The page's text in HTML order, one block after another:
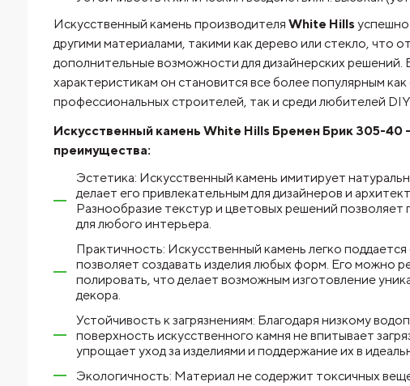
Искусственный камень производителя White Hills успешно
другими материалами, такими как дерево или стекло, что
дополнительные возможности для дизайнерских решений.
характеристикам он становится все более популярным как
профессиональных строителей, так и среди любителей
Искусственный камень White Hills Бремен Брик 305-40
преимущества:
Эстетика: Искусственный камень имитирует
делает его привлекательным для дизайнеров и
Разнообразие текстур и цветовых решений позволяет
для любого интерьера.
Практичность: Искусственный камень легко
позволяет создавать изделия любых форм. Его можно
полировать, что делает возможным изготовление
декора.
Устойчивость к загрязнениям: Благодаря низкому
поверхность искусственного камня не впитывает
упрощает уход за изделиями и поддержание их в
Экологичность: Материал не содержит токсичных